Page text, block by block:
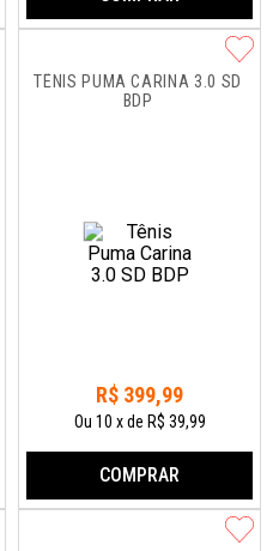
TÊNIS PUMA CARINA 3.0 SD
BDP
R$ 399,99
Ou 10 xde R$ 39,99
COMPRAR